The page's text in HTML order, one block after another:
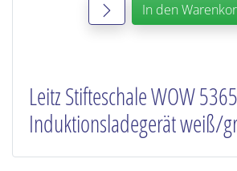
In den
Leitz Stifteschale WOW
Induktionsladegerät weiß/